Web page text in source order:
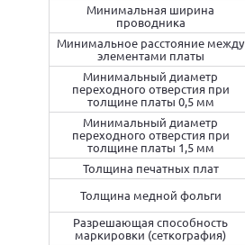
Минимальная ширина
проводника
Минимальное расстояние между
элементами платы
Минимальный диаметр
переходного отверстия при
толщине платы 0,5 мм
Минимальный диаметр
переходного отверстия при
толщине платы 1,5 мм
Толщина печатных плат
Толщина медной фольги
Разрешающая способность
маркировки (сеткография)